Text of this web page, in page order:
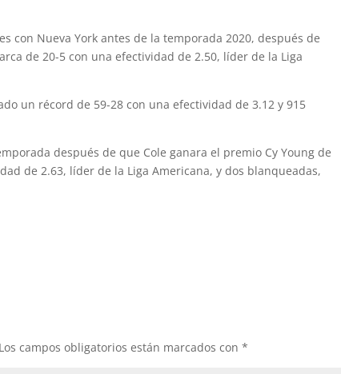
con Nueva York antes de la temporada 2020, después de
de 20-5 con una efectividad de 2.50, líder de la Liga
un récord de 59-28 con una efectividad de 3.12 y 915
después de que Cole ganara el premio Cy Young de
de 2.63, líder de la Liga Americana, y dos blanqueadas,
Los campos obligatorios están marcados con*